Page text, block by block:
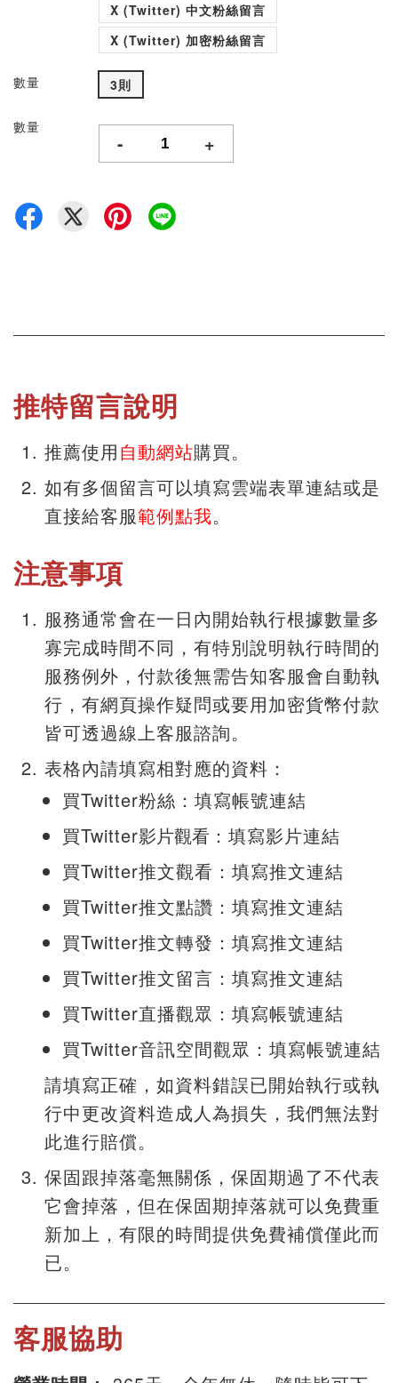
X (Twitter) 中文粉絲留言
X (Twitter) 加密粉絲留言
數量 3則
數量
- +
推特留言說明
推薦使用自動網站購買。
如有多個留言可以填寫雲端表單連結或是
直接給客服範例點我。
注意事項
服務通常會在一日內開始執行根據數量多
寡完成時間不同，有特別說明執行時間的
服務例外，付款後無需告知客服會自動執
行，有網頁操作疑問或要用加密貨幣付款
皆可透過線上客服諮詢。
表格內請填寫相對應的資料：
買Twitter粉絲：填寫帳號連結
買Twitter影片觀看 ：填寫影片連結
買Twitter推文觀看：填寫推文連結
買Twitter推文點讚：填寫推文連結
買Twitter推文轉發：填寫推文連結
買Twitter推文留言：填寫推文連結
買Twitter直播觀眾：填寫帳號連結
買Twitter音訊空間觀眾：填寫帳號連結
請填寫正確，如資料錯誤已開始執行或執
行中更改資料造成人為損失，我們無法對
此進行賠償。
保固跟掉落毫無關係，保固期過了不代表
它會掉落，但在保固期掉落就可以免費重
新加上，有限的時間提供免費補償僅此而
已。
客服協助